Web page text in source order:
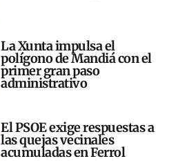
La Xunta impulsa el
polígono de Mandiá con el
primer gran paso
administrativo
El PSOE exige respuestas a
las quejas vecinales
acumuladas en Ferrol